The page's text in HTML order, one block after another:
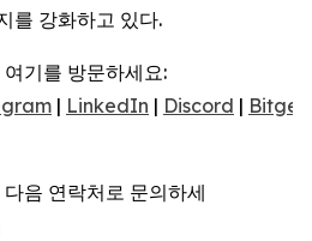
를 강화하고 있다.
기를 방문하세요:
| LinkedIn | Discord | Bitget
음 연락처로 문의하세